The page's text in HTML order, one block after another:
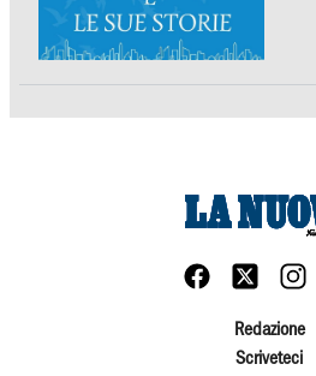
Redazione
Scriveteci